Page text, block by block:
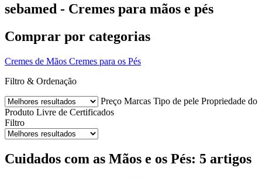
sebamed - Cremes para mãos e pés
Comprar por categorias
Cremes de Mãos Cremes para os Pés
Filtro & Ordenação
Preço Marcas Tipo de pele Propriedade do
Produto Livre de Certificados
Filtro
Cuidados com as Mãos e os Pés: 5 artigos